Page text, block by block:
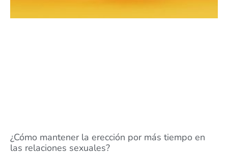
¿Cómo mantener la erección por más tiempo en
las relaciones sexuales?